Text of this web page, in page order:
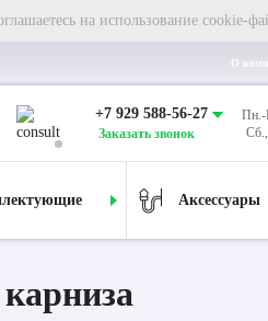
на использование cookie-
О
+7 929 588-56-27
Заказать звонок
Пн.-
Аксессуары
металлический стеновой Ø19